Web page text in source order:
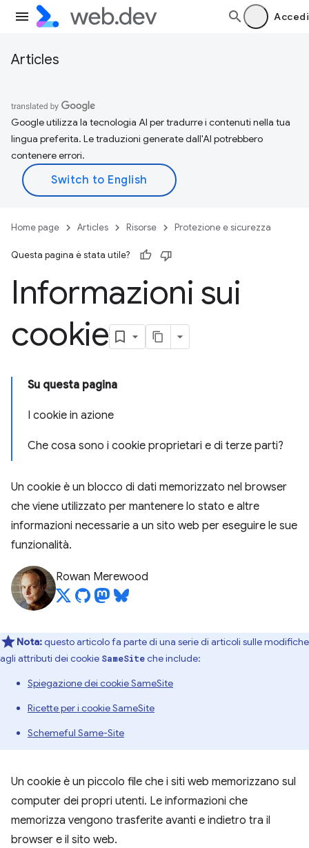
Accedi
Articles
Google utilizza la tecnologia AI per tradurre i contenuti nella tua
lingua preferita. Le traduzioni generate dall'AI potrebbero
contenere errori.
Home page Articles Risorse Protezione e sicurezza
Questa pagina è stata utile?
Informazioni sui
cookie
Su questa pagina
I cookie in azione
Che cosa sono i cookie proprietari e di terze parti?
Un cookie è un blocco di dati memorizzato nel browser
che viene utilizzato per mantenere lo stato e altre
informazioni necessarie a un sito web per eseguire le sue
funzionalità.
Rowan Merewood
Nota:questo articolo fa parte di una serie di articoli sulle modifiche
agli attributi dei cookie SameSiteche include:
Spiegazione dei cookie SameSite
Ricette per i cookie SameSite
Schemeful Same-Site
Un cookie è un piccolo file che i siti web memorizzano sul
computer dei propri utenti. Le informazioni che
memorizza vengono trasferite avanti e indietro tra il
browser e il sito web.